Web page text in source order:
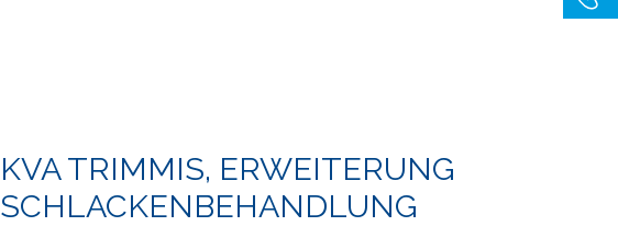
KVA TRIMMIS, ERWEITERUNG
SCHLACKENBEHANDLUNG